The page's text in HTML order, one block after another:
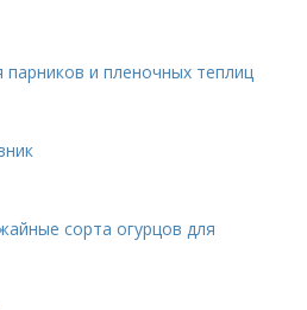
парников и пленочных теплиц
сорта огурцов для